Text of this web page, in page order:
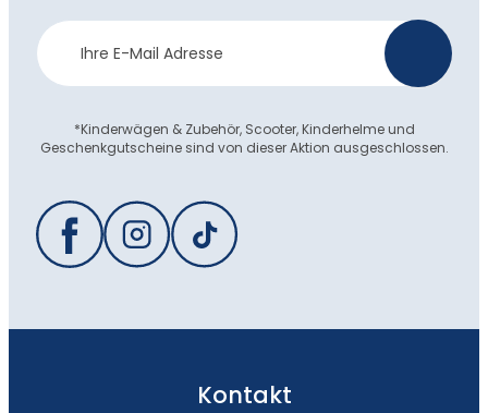
Newsletter
Anmeldung
*Kinderwägen & Zubehör, Scooter, Kinderhelme und
Geschenkgutscheine sind von dieser Aktion ausgeschlossen.
Kontakt